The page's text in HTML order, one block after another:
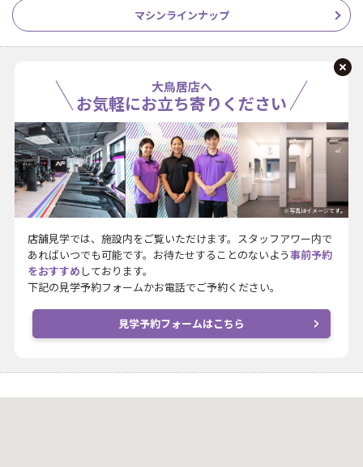
マシンラインナップ
大鳥居店へ
お気軽にお立ち寄りください
※写真はイメージです。
店舗見学では、施設内をご覧いただけます。スタッフアワー内で
あればいつでも可能です。お待たせすることのないよう事前予約
をおすすめ しております。
下記の見学予約フォームかお電話でご予約ください。
見学予約フォームはこちら